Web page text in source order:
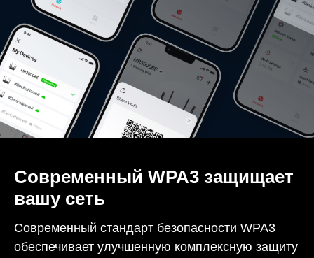
Современный WPA3 защищает
вашу сеть
Современный стандарт безопасности WPA3
обеспечивает улучшенную комплексную защиту